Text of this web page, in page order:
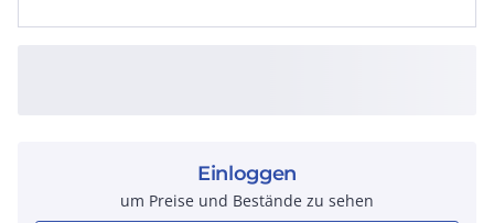
Einloggen
um Preise und Bestände zu sehen